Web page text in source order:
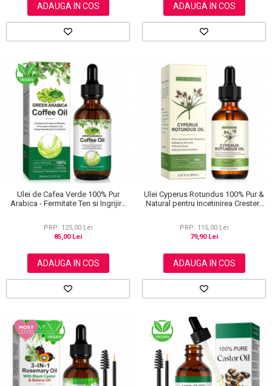
ADAUGA IN COS ADAUGA IN COS
Ulei de Cafea Verde 100% Pur
Arabica - Fermitate Ten si Ingrijire
PRP: 125,00 Lei
85,00 Lei
ADAUGA IN COS
Ulei Cyperus Rotundus 100% Pur &
Natural pentru Incetinirea Cresterii
PRP: 115,00 Lei
79,90 Lei
ADAUGA IN COS